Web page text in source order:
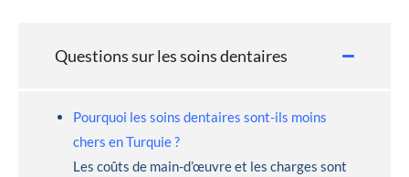
Questions sur les soins dentaires
Pourquoi les soins dentaires sont-ils moins
chers en Turquie ?
Les coûts de main-d’œuvre et les charges sont